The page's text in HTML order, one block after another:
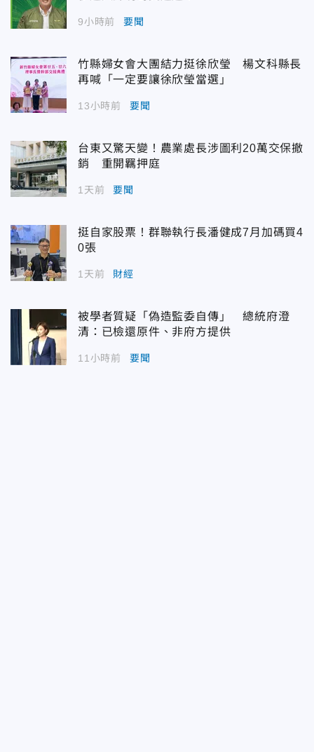
9小時前 要聞
竹縣婦女會大團結力挺徐欣瑩 楊文科縣長
再喊「一定要讓徐欣瑩當選」
13小時前 要聞
台東又驚天變！農業處長涉圖利20萬交保撤
銷 重開羈押庭
1天前 要聞
挺自家股票！群聯執行長潘健成7月加碼買4
0張
1天前 財經
被學者質疑「偽造監委自傳」 總統府澄
清：已檢還原件、非府方提供
11小時前 要聞